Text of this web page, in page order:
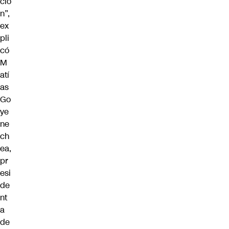
n”,
ex
pli
có
M
atí
as
Go
ye
ne
ch
ea,
pr
esi
de
nt
a
de